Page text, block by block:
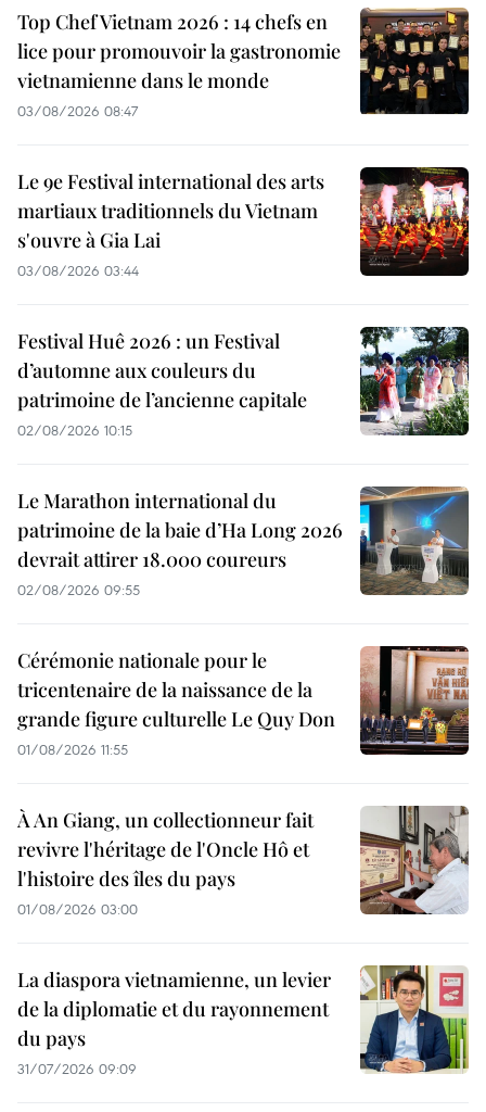
Top Chef Vietnam 2026 : 14 chefs en
lice pour promouvoir la gastronomie
vietnamienne dans le monde
03/08/2026 08:47
Le 9e Festival international des arts
martiaux traditionnels du Vietnam
s'ouvre à Gia Lai
03/08/2026 03:44
Festival Huê 2026 : un Festival
d’automne aux couleurs du
patrimoine de l’ancienne capitale
02/08/2026 10:15
Le Marathon international du
patrimoine de la baie d’Ha Long 2026
devrait attirer 18.000 coureurs
02/08/2026 09:55
Cérémonie nationale pour le
tricentenaire de la naissance de la
grande figure culturelle Le Quy Don
01/08/2026 11:55
À An Giang, un collectionneur fait
revivre l'héritage de l'Oncle Hô et
l'histoire des îles du pays
01/08/2026 03:00
La diaspora vietnamienne, un levier
de la diplomatie et du rayonnement
du pays
31/07/2026 09:09